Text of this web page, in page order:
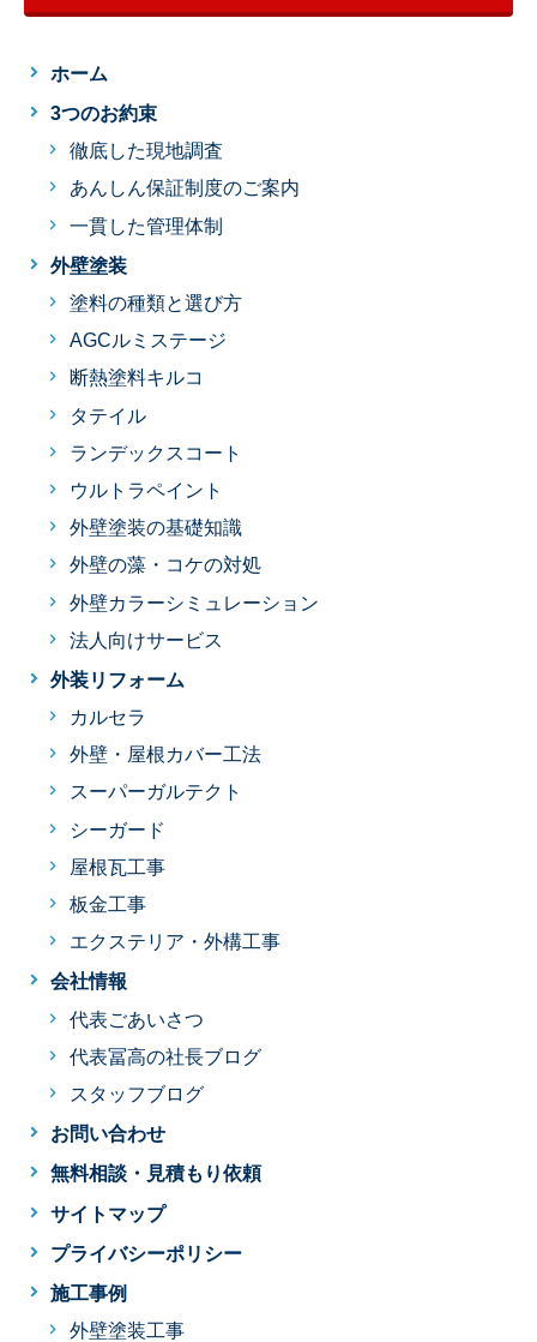
ホーム
3つのお約束
徹底した現地調査
あんしん保証制度のご案内
一貫した管理体制
外壁塗装
塗料の種類と選び方
AGCルミステージ
断熱塗料キルコ
タテイル
ランデックスコート
ウルトラペイント
外壁塗装の基礎知識
外壁の藻・コケの対処
外壁カラーシミュレーション
法人向けサービス
外装リフォーム
カルセラ
外壁・屋根カバー工法
スーパーガルテクト
シーガード
屋根瓦工事
板金工事
エクステリア・外構工事
会社情報
代表ごあいさつ
代表冨高の社長ブログ
スタッフブログ
お問い合わせ
無料相談・見積もり依頼
サイトマップ
プライバシーポリシー
施工事例
外壁塗装工事